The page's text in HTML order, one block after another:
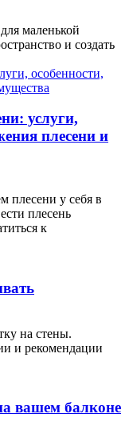
маленькой
и создать
услуги,
плесени и
плесени у себя в
плесень
к
на стены.
и рекомендации
вашем балконе